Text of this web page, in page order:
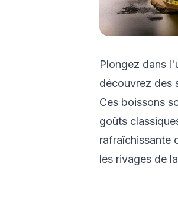
Plongez dans
découvrez des
Ces boissons
goûts
rafraîchissante
les rivages de